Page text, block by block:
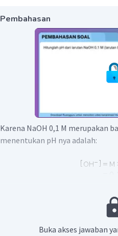
Pembahasan
Karena NaOH 0,1 M merupakan
menentukan pH nya adalah:
Buka akses jawaban